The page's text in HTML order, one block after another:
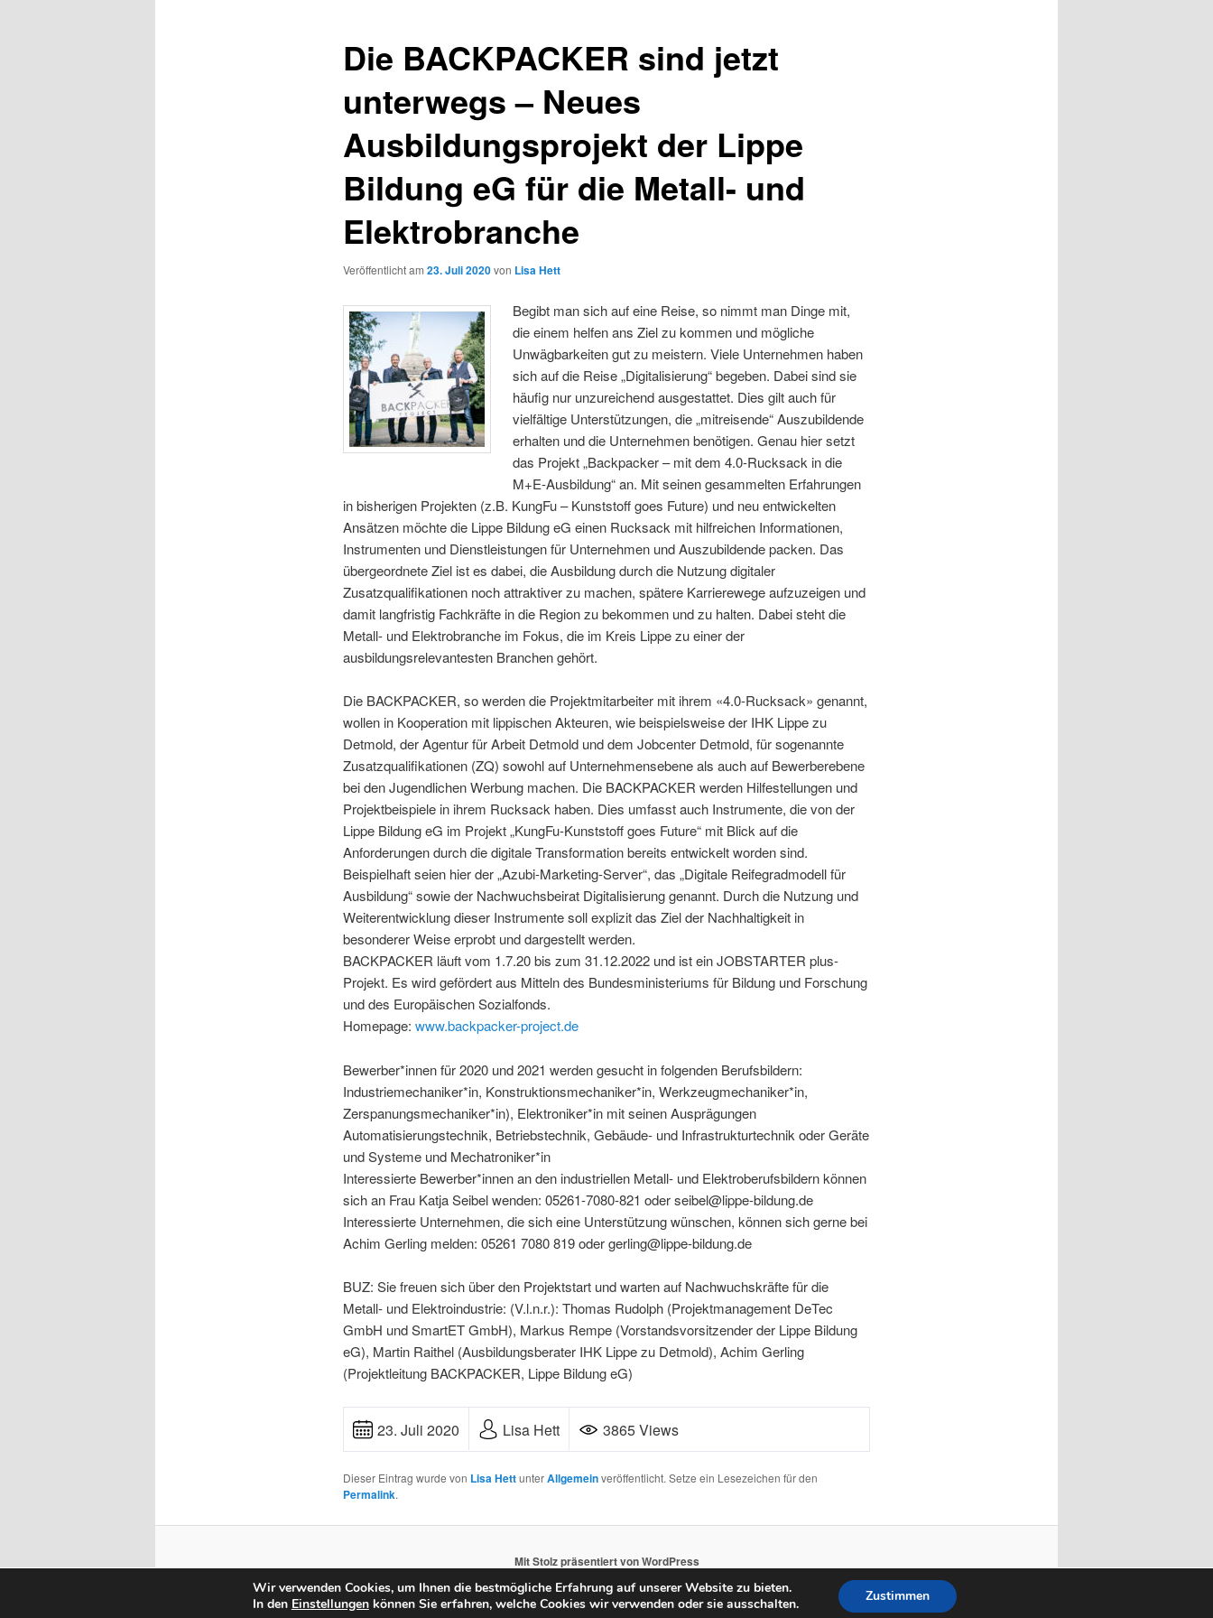
Die BACKPACKER sind jetzt
unterwegs – Neues
Ausbildungsprojekt der Lippe
Bildung eG für die Metall- und
Elektrobranche
Veröffentlicht am 23. Juli 2020von Lisa Hett
Begibt man sich auf eine Reise, so nimmt man Dinge mit,
die einem helfen ans Ziel zu kommen und mögliche
Unwägbarkeiten gut zu meistern. Viele Unternehmen haben
sich auf die Reise „Digitalisierung“ begeben. Dabei sind sie
häufig nur unzureichend ausgestattet. Dies gilt auch für
vielfältige Unterstützungen, die „mitreisende“ Auszubildende
erhalten und die Unternehmen benötigen. Genau hier setzt
das Projekt „Backpacker – mit dem 4.0-Rucksack in die
M+E-Ausbildung“ an. Mit seinen gesammelten Erfahrungen
in bisherigen Projekten (z.B. KungFu – Kunststoff goes Future) und neu entwickelten
Ansätzen möchte die Lippe Bildung eG einen Rucksack mit hilfreichen Informationen,
Instrumenten und Dienstleistungen für Unternehmen und Auszubildende packen. Das
übergeordnete Ziel ist es dabei, die Ausbildung durch die Nutzung digitaler
Zusatzqualifikationen noch attraktiver zu machen, spätere Karrierewege aufzuzeigen und
damit langfristig Fachkräfte in die Region zu bekommen und zu halten. Dabei steht die
Metall- und Elektrobranche im Fokus, die im Kreis Lippe zu einer der
ausbildungsrelevantesten Branchen gehört.
Die BACKPACKER, so werden die Projektmitarbeiter mit ihrem «4.0-Rucksack» genannt,
wollen in Kooperation mit lippischen Akteuren, wie beispielsweise der IHK Lippe zu
Detmold, der Agentur für Arbeit Detmold und dem Jobcenter Detmold, für sogenannte
Zusatzqualifikationen (ZQ) sowohl auf Unternehmensebene als auch auf Bewerberebene
bei den Jugendlichen Werbung machen. Die BACKPACKER werden Hilfestellungen und
Projektbeispiele in ihrem Rucksack haben. Dies umfasst auch Instrumente, die von der
Lippe Bildung eG im Projekt „KungFu-Kunststoff goes Future“ mit Blick auf die
Anforderungen durch die digitale Transformation bereits entwickelt worden sind.
Beispielhaft seien hier der „Azubi-Marketing-Server“, das „Digitale Reifegradmodell für
Ausbildung“ sowie der Nachwuchsbeirat Digitalisierung genannt. Durch die Nutzung und
Weiterentwicklung dieser Instrumente soll explizit das Ziel der Nachhaltigkeit in
besonderer Weise erprobt und dargestellt werden.
BACKPACKER läuft vom 1.7.20 bis zum 31.12.2022 und ist ein JOBSTARTER plus-
Projekt. Es wird gefördert aus Mitteln des Bundesministeriums für Bildung und Forschung
und des Europäischen Sozialfonds.
Homepage: www.backpacker-project.de
Bewerber*innen für 2020 und 2021 werden gesucht in folgenden Berufsbildern:
Industriemechaniker*in, Konstruktionsmechaniker*in, Werkzeugmechaniker*in,
Zerspanungsmechaniker*in), Elektroniker*in mit seinen Ausprägungen
Automatisierungstechnik, Betriebstechnik, Gebäude- und Infrastrukturtechnik oder Geräte
und Systeme und Mechatroniker*in
Interessierte Bewerber*innen an den industriellen Metall- und Elektroberufsbildern können
sich an Frau Katja Seibel wenden: 05261-7080-821 oder seibel@lippe-bildung.de
Interessierte Unternehmen, die sich eine Unterstützung wünschen, können sich gerne bei
Achim Gerling melden: 05261 7080 819 oder gerling@lippe-bildung.de
BUZ: Sie freuen sich über den Projektstart und warten auf Nachwuchskräfte für die
Metall- und Elektroindustrie: (V.l.n.r.): Thomas Rudolph (Projektmanagement DeTec
GmbH und SmartET GmbH), Markus Rempe (Vorstandsvorsitzender der Lippe Bildung
eG), Martin Raithel (Ausbildungsberater IHK Lippe zu Detmold), Achim Gerling
(Projektleitung BACKPACKER, Lippe Bildung eG)
23. Juli 2020 Lisa Hett 3865 Views
Dieser Eintrag wurde von Lisa HettunterAllgemeinveröffentlicht. Setze ein Lesezeichen für den
Permalink.
Mit Stolz präsentiert von WordPress
Wir verwenden Cookies, um Ihnen die bestmögliche Erfahrung auf unserer Website zu bieten.
In den Einstellungenkönnen Sie erfahren, welche Cookies wir verwenden oder sie ausschalten. Zustimmen